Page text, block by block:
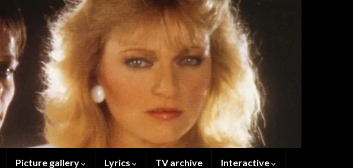
Picture gallery Lyrics TV archive Interactive